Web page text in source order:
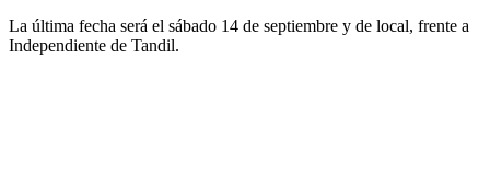
La última fecha será el sábado 14 de septiembre y de local, frente a
Independiente de Tandil.